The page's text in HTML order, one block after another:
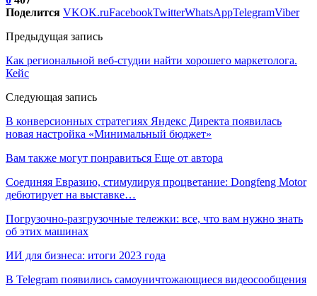
Поделится VKOK.ruFacebookTwitterWhatsAppTelegramViber
Предыдущая запись
Как региональной веб-студии найти хорошего маркетолога.
Кейс
Следующая запись
В конверсионных стратегиях Яндекс Директа появилась
новая настройка «Минимальный бюджет»
Вам также могут понравиться Еще от автора
Соединяя Евразию, стимулируя процветание: Dongfeng Motor
дебютирует на выставке…
Погрузочно-разгрузочные тележки: все, что вам нужно знать
об этих машинах
ИИ для бизнеса: итоги 2023 года
В Telegram появились самоуничтожающиеся видеосообщения